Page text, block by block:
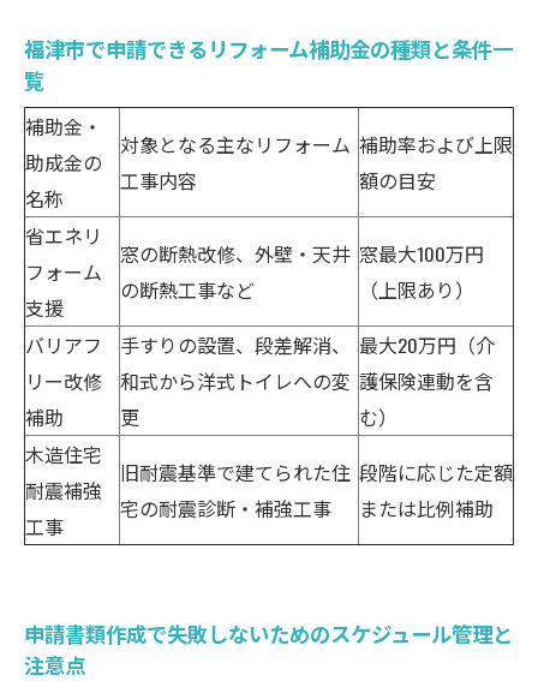
福津市で申請できるリフォーム補助金の種類と条件一
覧
補助金・
助成金の
名称
対象となる主なリフォーム
工事内容
補助率および上限
額の目安
省エネリ
フォーム
支援
窓の断熱改修、外壁・天井
の断熱工事など
窓最大100万円
（上限あり）
バリアフ
リー改修
補助
手すりの設置、段差解消、
和式から洋式トイレへの変
更
最大20万円（介
護保険連動を含
む）
木造住宅
耐震補強
工事
旧耐震基準で建てられた住
宅の耐震診断・補強工事
段階に応じた定額
または比例補助
申請書類作成で失敗しないためのスケジュール管理と
注意点